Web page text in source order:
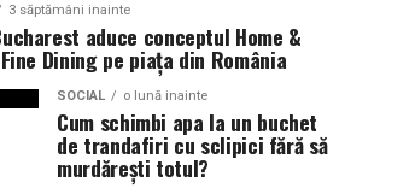
3 săptămâni inainte
aduce conceptul Home &
Dining pe piața din România
SOCIAL o lună inainte
Cum schimbi apa la un buchet
de trandafiri cu sclipici fără să
murdărești totul?